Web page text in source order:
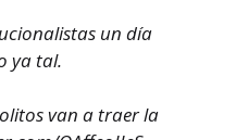
un día
ya tal.
van a traer la